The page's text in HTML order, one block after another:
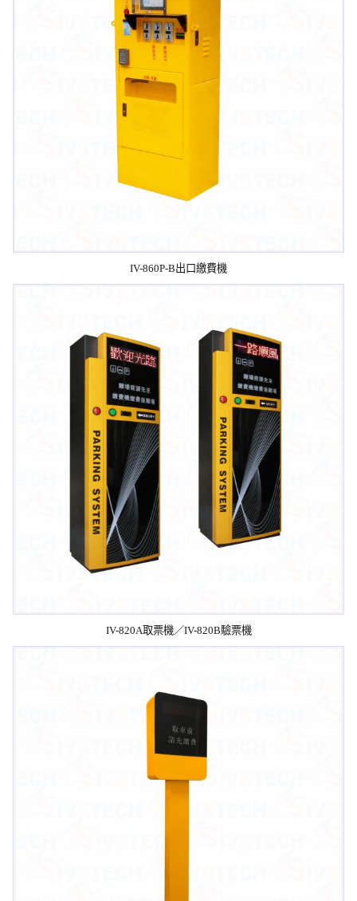
IV-860P-B出口繳費機
IV-820A取票機／IV-820B驗票機